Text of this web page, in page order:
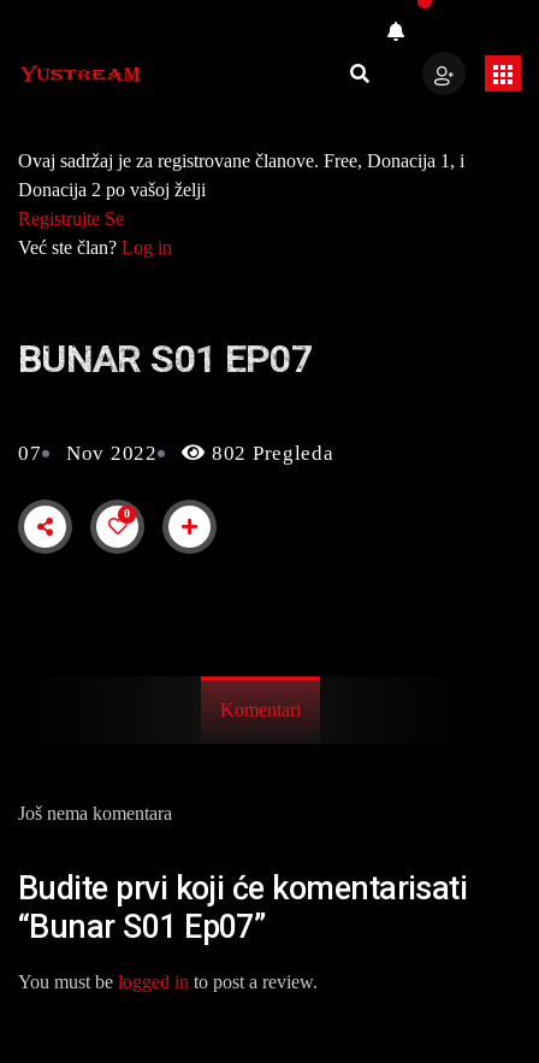
Ovaj sadržaj je za registrovane članove. Free, Donacija 1, i
Donacija 2 po vašoj želji
Registrujte Se
Već ste član? Log in
BUNAR S01 EP07
07 Nov 2022 802 Pregleda
0
Komentari
Još nema komentara
Budite prvi koji će komentarisati
“Bunar S01 Ep07”
You must be logged in to post a review.